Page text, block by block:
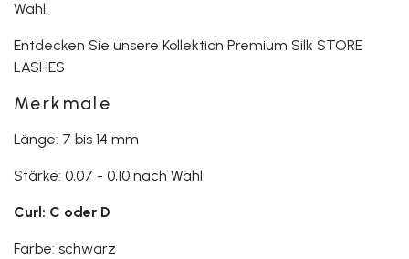
Wahl.
Entdecken Sie unsere Kollektion Premium Silk STORE
LASHES
Merkmale
Länge: 7 bis 14 mm
Stärke: 0,07 - 0,10 nach Wahl
Curl: C oder D
Farbe: schwarz